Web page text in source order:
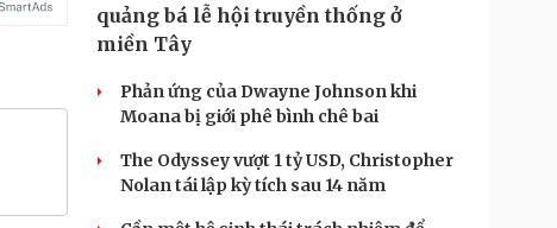
quảng bá lễ hội truyền thống ở
miền Tây
Phản ứng của Dwayne Johnson khi
Moana bị giới phê bình chê bai
The Odyssey vượt 1 tỷ USD, Christopher
Nolan tái lập kỳ tích sau 14 năm